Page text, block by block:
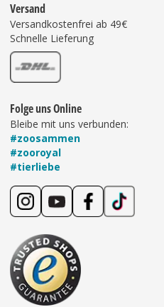
Versand
Versandkostenfrei ab 49€
Schnelle Lieferung
Folge uns Online
Bleibe mit uns verbunden:
#zoosammen
#zooroyal
#tierliebe